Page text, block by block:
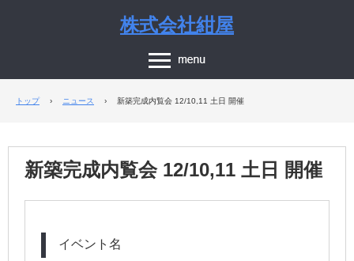
株式会社紺屋
トップ › ニュース › 新築完成内覧会 12/10,11 土日 開催
新築完成内覧会 12/10,11 土日 開催
イベント名